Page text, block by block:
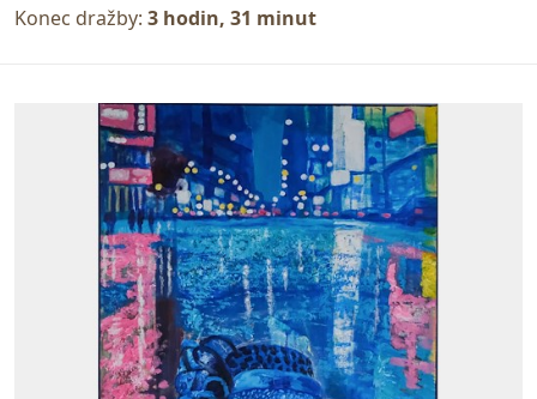
Konec dražby: 3 hodin, 31 minut